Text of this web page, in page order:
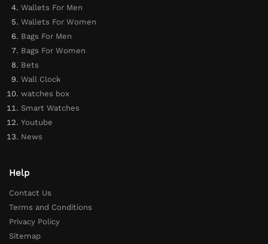
Wallets For Men
Wallets For Women
Bags For Men
Bags For Women
Bets
Wall Clock
watches box
Smart Watches
Youtube
News
Help
Contact Us
Terms and Conditions
Privacy Policy
Sitemap